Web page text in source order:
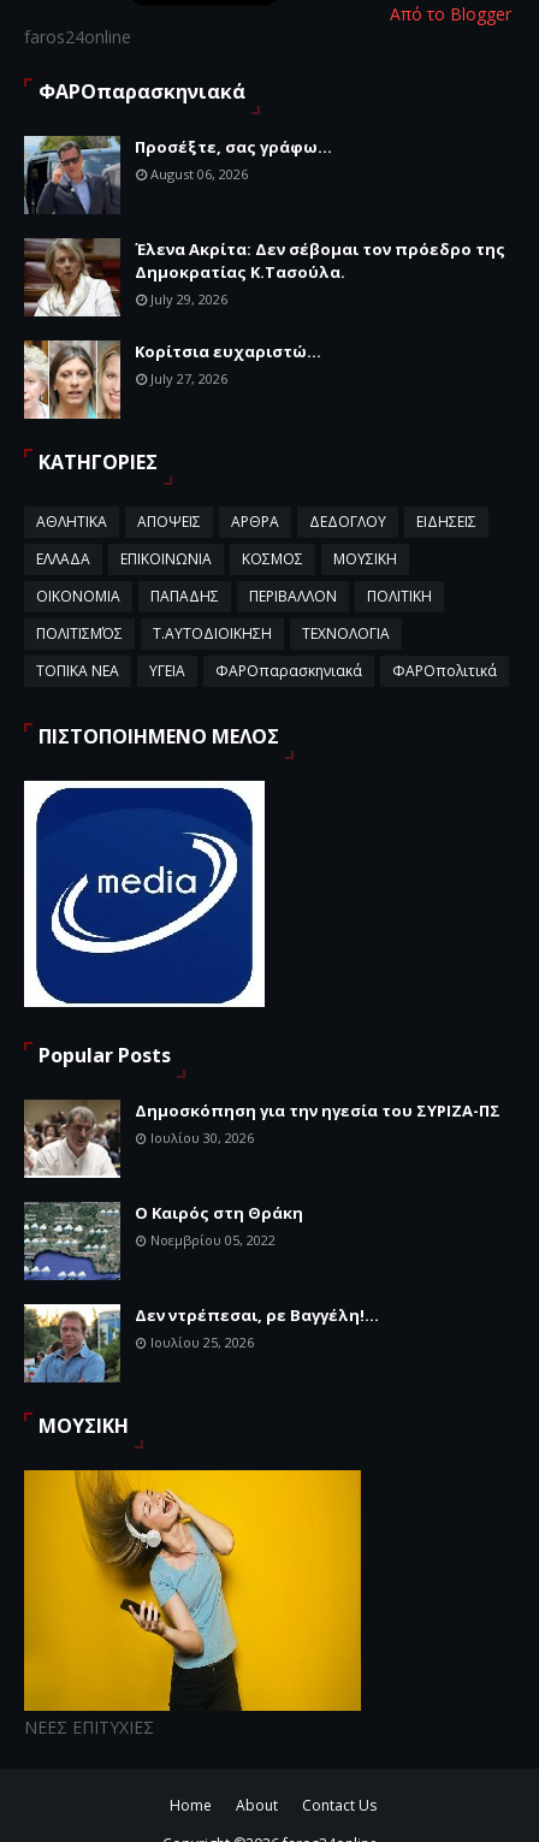
Από το Blogger
faros24online
ΦΑΡΟπαρασκηνιακά
Προσέξτε, σας γράφω...
August 06, 2026
Έλενα Ακρίτα: Δεν σέβομαι τον πρόεδρο της
Δημοκρατίας Κ.Τασούλα.
July 29, 2026
Κορίτσια ευχαριστώ...
July 27, 2026
ΚΑΤΗΓΟΡΙΕΣ
ΑΘΛΗΤΙΚΑ ΑΠΟΨΕΙΣ ΑΡΘΡΑ ΔΕΔΟΓΛΟΥ
ΕΙΔΗΣΕΙΣ
ΕΛΛΑΔΑ
ΕΠΙΚΟΙΝΩΝΙΑ ΚΟΣΜΟΣ
ΜΟΥΣΙΚΗ
ΟΙΚΟΝΟΜΙΑ
ΠΑΠΑΔΗΣ ΠΕΡΙΒΑΛΛΟΝ
ΠΟΛΙΤΙΚΗ
ΠΟΛΙΤΙΣΜΌΣ
Τ.ΑΥΤΟΔΙΟΙΚΗΣΗ
ΤΕΧΝΟΛΟΓΙΑ
ΤΟΠΙΚΑ ΝΕΑ
ΥΓΕΙΑ ΦΑΡΟπαρασκηνιακά ΦΑΡΟπολιτικά
ΠΙΣΤΟΠΟΙΗΜΕΝΟ ΜΕΛΟΣ
Popular Posts
Δημοσκόπηση για την ηγεσία του ΣΥΡΙΖΑ-ΠΣ
Ιουλίου 30, 2026
Ο Καιρός στη Θράκη
Νοεμβρίου 05, 2022
Δεν ντρέπεσαι, ρε Βαγγέλη!...
Ιουλίου 25, 2026
ΜΟΥΣΙΚΗ
ΝΕΕΣ ΕΠΙΤΥΧΙΕΣ
Home About
Contact Us